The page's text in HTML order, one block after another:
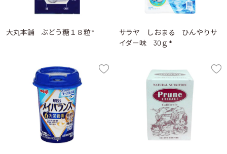
大丸本舗 ぶどう糖１８粒 *
サラヤ しおまる ひんやりサ
イダー味 30ｇ *